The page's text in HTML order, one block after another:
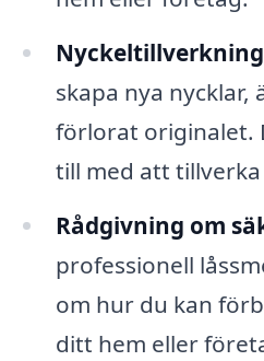
skapa nya nycklar,
förlorat originalet.
till med att
Rådgivning om
professionell
om hur du kan
ditt hem eller